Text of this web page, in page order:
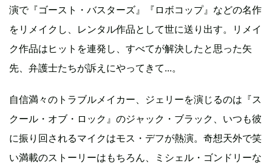
演で『ゴースト・バスターズ』『ロボコップ』などの名作
をリメイクし、レンタル作品として世に送り出す。リメイ
ク作品はヒットを連発し、すべてが解決したと思った矢
先、弁護士たちが訴えにやってきて...。
自信満々のトラブルメイカー、ジェリーを演じるのは『ス
クール・オブ・ロック』のジャック・ブラック、いつも彼
に振り回されるマイクはモス・デフが熱演。奇想天外で笑
い満載のストーリーはもちろん、ミシェル・ゴンドリーな